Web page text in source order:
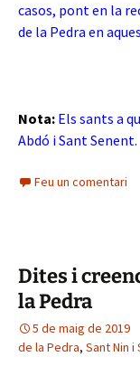
casos, pont en la
de la Pedra en
Nota: Els sants a
Abdó i Sant Senent.
Feu un comentari
Dites i
la Pedra
5 de maig de 2019
de la Pedra, Sant Nin i